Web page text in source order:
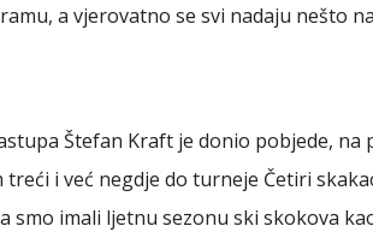
a vjerovatno se svi nadaju nešto
Štefan Kraft je donio pobjede, na
i već negdje do turneje Četiri
smo imali ljetnu sezonu ski skokova